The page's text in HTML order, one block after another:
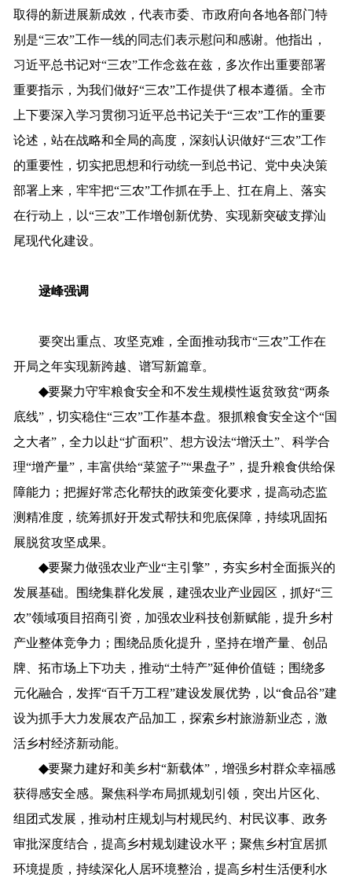
取得的新进展新成效，代表市委、市政府向各地各部门特
别是“三农”工作一线的同志们表示慰问和感谢。他指出，
习近平总书记对“三农”工作念兹在兹，多次作出重要部署
重要指示， 为我们做好“三农”工作提供了根本遵循。全市
上下要深入学习贯彻习近平总书记关于“三农”工作的重要
论述，站在战略和全局的高度，深刻认识做好“三农”工作
的重要性，切实把思想和行动统一到总书记、党中央决策
部署上来，牢牢把“三农”工作抓在手上、扛在肩上、落实
在行动上，以“三农”工作增创 新优势、 实现新突破支撑汕
尾现代化建设。
逯峰强调
要突出重点、攻坚克难，全面推动我市“三农”工作在
开局之年实现新跨越、谱写新篇章。
◆要聚力守牢粮食安全和不发生规模性返贫致贫“两条
底线”，切实稳住“三农”工作基本盘。狠抓粮食安全这个“国
之大者”，全力以赴“扩面积” 、想方设法“增沃土” 、科学合
理“增产量”，丰富供给“菜篮子”“果盘子”，提升粮食供给保
障能力 ；把握好常态化帮扶的政策变化要求，提高动态监
测精准度 ，统筹抓好开发式帮扶和兜底保障，持续巩固拓
展脱贫攻坚成果。
◆要聚力做强农业产业“主引擎”，夯实乡村全面振兴的
发展基础。
围绕集群化发展，建强农业产业园区 ，抓好“三
农”领域项目招商引资 ， 加强农业科技创新赋能 ，提升乡村
产业整体竞争力； 围绕品质化提升， 坚持在增产量、创品
牌、拓市场上下功夫，推动“土特产”延伸价值链； 围绕多
元化融合，发挥“百千万工程”建设发展优势， 以“食品谷”建
设为抓手大力发展农产品加工，探索乡村旅游新业态 ，激
活乡村经济新动能。
◆要聚力建好和美乡村“新载体”，增强乡村群众幸福感
获得感安全感。聚焦科学布局抓规划引领 ， 突出片区化、
组团式发展 ，推动村庄规划与村规民约、村民议事、政务
审批深度结合，提高乡村规划建设水平；聚焦乡村宜居抓
环境提质 ，持续深化人居环境整治，提高乡村生活便利水